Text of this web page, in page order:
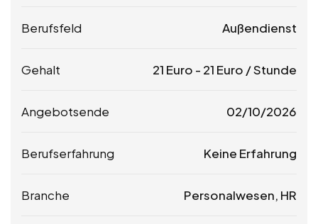
Berufsfeld Außendienst
Gehalt 21 Euro - 21 Euro / Stunde
Angebotsende 02/10/2026
Berufserfahrung Keine Erfahrung
Branche Personalwesen, HR